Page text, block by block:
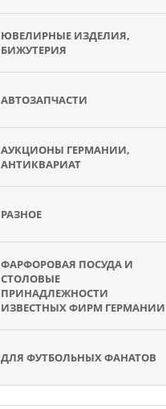
ЮВЕЛИРНЫЕ ИЗДЕЛИЯ,
БИЖУТЕРИЯ
АВТОЗАПЧАСТИ
АУКЦИОНЫ ГЕРМАНИИ,
АНТИКВАРИАТ
РАЗНОЕ
ФАРФОРОВАЯ ПОСУДА И
СТОЛОВЫЕ
ПРИНАДЛЕЖНОСТИ
ИЗВЕСТНЫХ ФИРМ ГЕРМАНИИ
ДЛЯ ФУТБОЛЬНЫХ ФАНАТОВ